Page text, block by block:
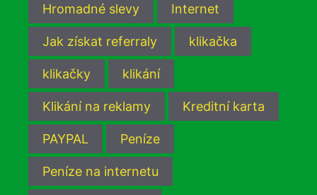
Hromadné slevy Internet
Jak získat referraly klikačka
klikačky klikání
Klikání na reklamy Kreditní karta
PAYPAL Peníze
Peníze na internetu